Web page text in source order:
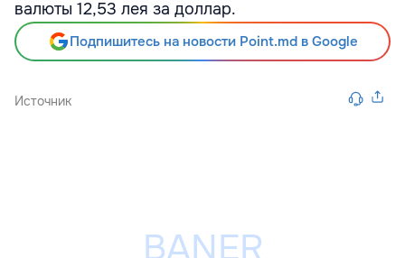
валюты 12,53 лея за доллар.
Подпишитесь на новости Point.md в Google
Источник